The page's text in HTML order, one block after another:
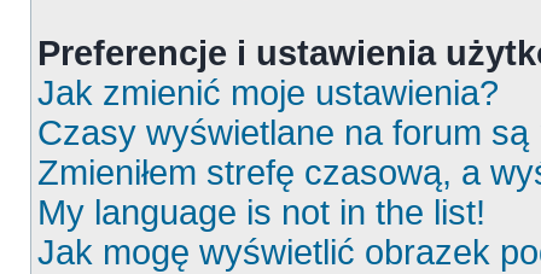
Preferencje i ustawienia
Jak zmienić moje ustawienia?
Czasy wyświetlane na forum są
Zmieniłem strefę czasową, a
My language is not in the list!
Jak mogę wyświetlić obrazek